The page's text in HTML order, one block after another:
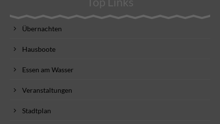
Übernachten
Hausboote
Essen am Wasser
Veranstaltungen
Stadtplan